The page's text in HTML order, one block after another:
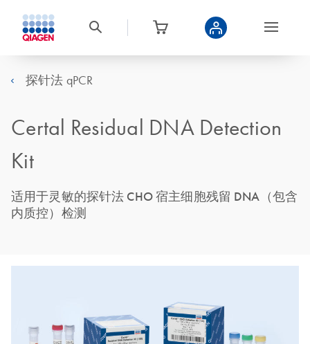
探针法 qPCR
Certal Residual DNA Detection
Kit
适用于灵敏的探针法 CHO 宿主细胞残留 DNA（包含
内质控）检测